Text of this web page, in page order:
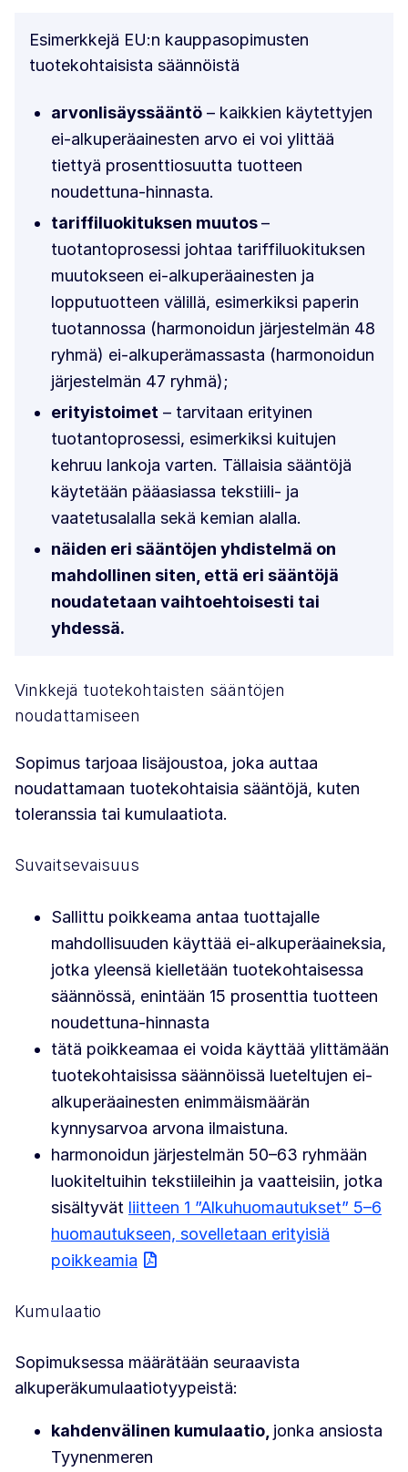
Esimerkkejä EU:n kauppasopimusten
tuotekohtaisista säännöistä
arvonlisäyssääntö – kaikkien käytettyjen
ei-alkuperäainesten arvo ei voi ylittää
tiettyä prosenttiosuutta tuotteen
noudettuna-hinnasta.
tariffiluokituksen muutos–
tuotantoprosessi johtaa tariffiluokituksen
muutokseen ei-alkuperäainesten ja
lopputuotteen välillä, esimerkiksi paperin
tuotannossa (harmonoidun järjestelmän 48
ryhmä) ei-alkuperämassasta (harmonoidun
järjestelmän 47 ryhmä);
erityistoimet – tarvitaan erityinen
tuotantoprosessi, esimerkiksi kuitujen
kehruu lankoja varten. Tällaisia sääntöjä
käytetään pääasiassa tekstiili- ja
vaatetusalalla sekä kemian alalla.
näiden eri sääntöjen yhdistelmä on
mahdollinen siten, että eri sääntöjä
noudatetaan vaihtoehtoisesti tai
yhdessä.
Vinkkejä tuotekohtaisten sääntöjen
noudattamiseen
Sopimus tarjoaa lisäjoustoa, joka auttaa
noudattamaan tuotekohtaisia sääntöjä, kuten
toleranssia tai kumulaatiota.
Suvaitsevaisuus
Sallittu poikkeama antaa tuottajalle
mahdollisuuden käyttää ei-alkuperäaineksia,
jotka yleensä kielletään tuotekohtaisessa
säännössä, enintään 15 prosenttia tuotteen
noudettuna-hinnasta
tätä poikkeamaa ei voida käyttää ylittämään
tuotekohtaisissa säännöissä lueteltujen ei-
alkuperäainesten enimmäismäärän
kynnysarvoa arvona ilmaistuna.
harmonoidun järjestelmän 50–63 ryhmään
luokiteltuihin tekstiileihin ja vaatteisiin, jotka
sisältyvät liitteen 1 ”Alkuhuomautukset” 5–6
huomautukseen, sovelletaan erityisiä
poikkeamia
Kumulaatio
Sopimuksessa määrätään seuraavista
alkuperäkumulaatiotyypeistä:
kahdenvälinen kumulaatio, jonka ansiosta
Tyynenmeren